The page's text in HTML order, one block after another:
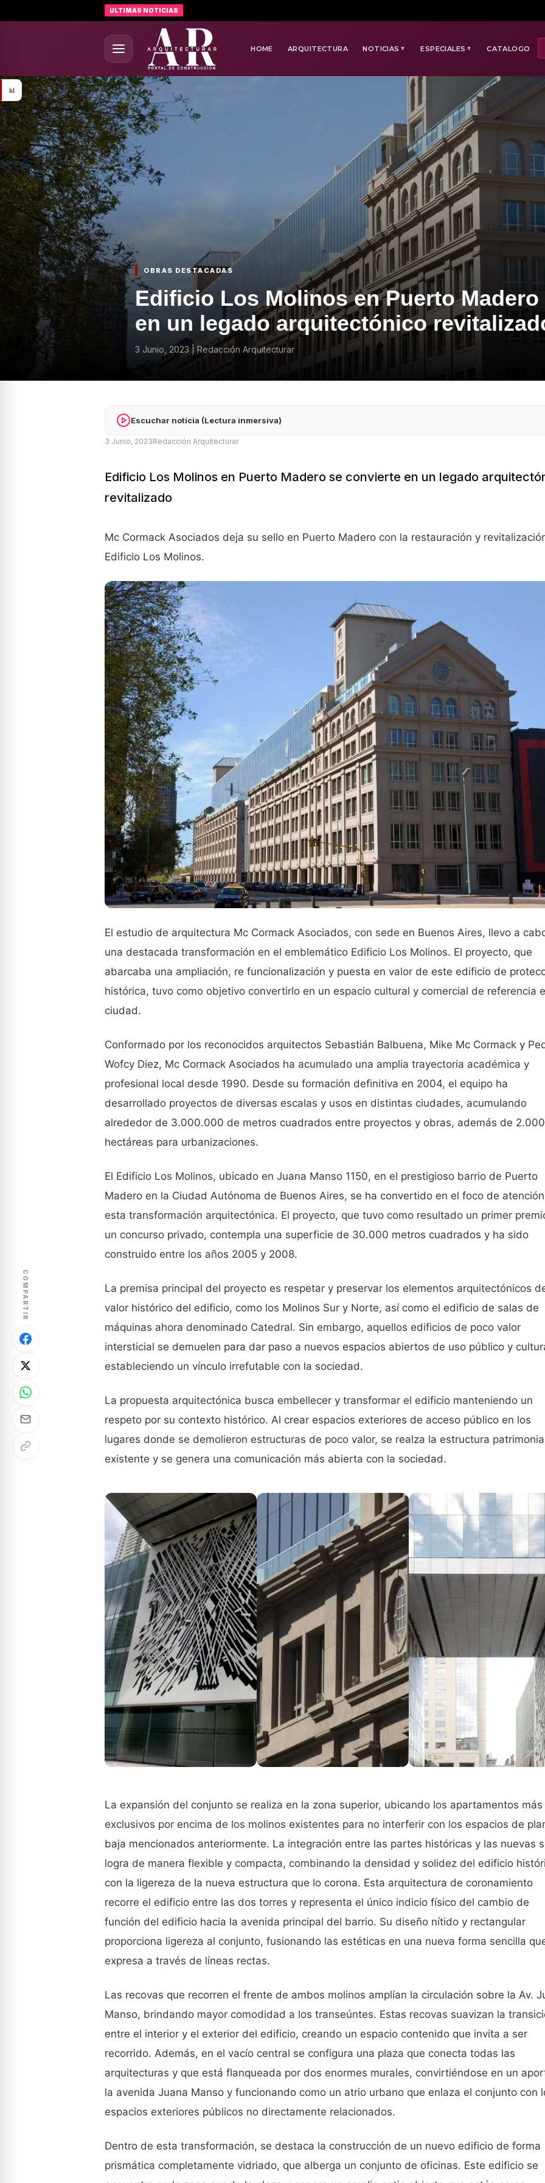
ULTIMAS NOTICIAS
HOME ARQUITECTURA NOTICIAS ▼ ESPECIALES ▼ CATALOGO
COMPARTIR
OBRAS DESTACADAS
Edificio Los Molinos en Puerto
en un legado arquitectónico
3 Junio, 2023 Redacción Arquitecturar
Escuchar noticia (Lectura inmersiva)
3 Junio, 2023Redacción Arquitecturar
Edificio Los Molinos en Puerto Madero se convierte en un legado
revitalizado
Mc Cormack Asociados deja su sello en Puerto Madero con la restauración y
Edificio Los Molinos.
El estudio de arquitectura Mc Cormack Asociados, con sede en Buenos Aires, llevo a
una destacada transformación en el emblemático Edificio Los Molinos. El proyecto, que
abarcaba una ampliación, re funcionalización y puesta en valor de este edificio de
histórica, tuvo como objetivo convertirlo en un espacio cultural y comercial de referencia
ciudad.
Conformado por los reconocidos arquitectos Sebastián Balbuena, Mike Mc Cormack y
Wofcy Diez, Mc Cormack Asociados ha acumulado una amplia trayectoria académica y
profesional local desde 1990. Desde su formación definitiva en 2004, el equipo ha
desarrollado proyectos de diversas escalas y usos en distintas ciudades, acumulando
alrededor de 3.000.000 de metros cuadrados entre proyectos y obras, además de 2.000
hectáreas para urbanizaciones.
El Edificio Los Molinos, ubicado en Juana Manso 1150, en el prestigioso barrio de Puerto
Madero en la Ciudad Autónoma de Buenos Aires, se ha convertido en el foco de
esta transformación arquitectónica. El proyecto, que tuvo como resultado un primer
un concurso privado, contempla una superficie de 30.000 metros cuadrados y ha sido
construido entre los años 2005 y 2008.
La premisa principal del proyecto es respetar y preservar los elementos arquitectónicos
valor histórico del edificio, como los Molinos Sur y Norte, así como el edificio de salas de
máquinas ahora denominado Catedral. Sin embargo, aquellos edificios de poco valor
intersticial se demuelen para dar paso a nuevos espacios abiertos de uso público y
estableciendo un vínculo irrefutable con la sociedad.
La propuesta arquitectónica busca embellecer y transformar el edificio manteniendo un
respeto por su contexto histórico. Al crear espacios exteriores de acceso público en los
lugares donde se demolieron estructuras de poco valor, se realza la estructura
existente y se genera una comunicación más abierta con la sociedad.
La expansión del conjunto se realiza en la zona superior, ubicando los apartamentos más
exclusivos por encima de los molinos existentes para no interferir con los espacios de
baja mencionados anteriormente. La integración entre las partes históricas y las nuevas
logra de manera flexible y compacta, combinando la densidad y solidez del edificio
con la ligereza de la nueva estructura que lo corona. Esta arquitectura de coronamiento
recorre el edificio entre las dos torres y representa el único indicio físico del cambio de
función del edificio hacia la avenida principal del barrio. Su diseño nítido y rectangular
proporciona ligereza al conjunto, fusionando las estéticas en una nueva forma sencilla
expresa a través de líneas rectas.
Las recovas que recorren el frente de ambos molinos amplían la circulación sobre la Av.
Manso, brindando mayor comodidad a los transeúntes. Estas recovas suavizan la
entre el interior y el exterior del edificio, creando un espacio contenido que invita a ser
recorrido. Además, en el vacío central se configura una plaza que conecta todas las
arquitecturas y que está flanqueada por dos enormes murales, convirtiéndose en un
la avenida Juana Manso y funcionando como un atrio urbano que enlaza el conjunto con
espacios exteriores públicos no directamente relacionados.
Dentro de esta transformación, se destaca la construcción de un nuevo edificio de forma
prismática completamente vidriado, que alberga un conjunto de oficinas. Este edificio se
📊